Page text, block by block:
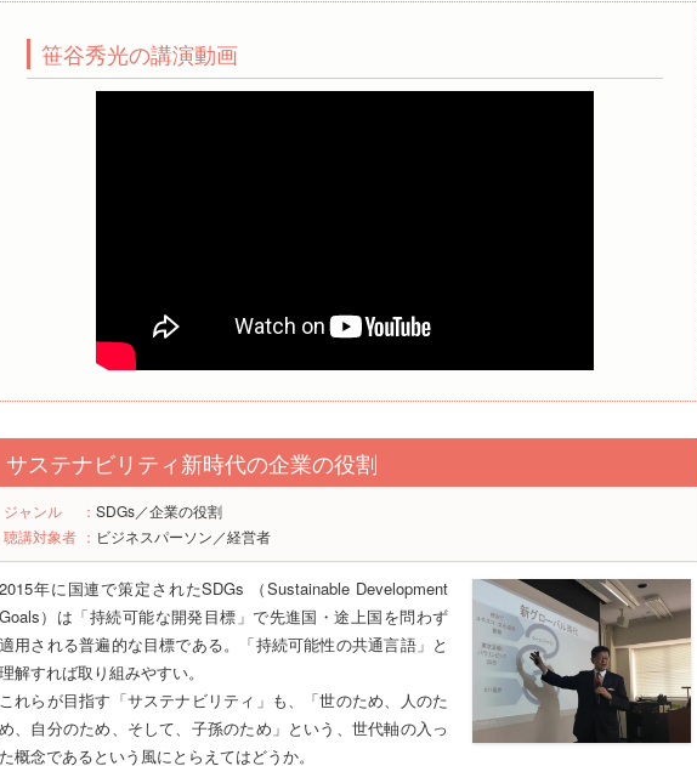
笹谷秀光の講演動画
サステナビリティ新時代の企業の役割
ジャンル ： SDGs／企業の役割
聴講対象者 ： ビジネスパーソン／経営者
2015年に国連で策定されたSDGs （Sustainable Development
Goals）は「持続可能な開発目標」で先進国・途上国を問わず
適用される普遍的な目標である。「持続可能性の共通言語」と
理解すれば取り組みやすい。
これらが目指す「サステナビリティ」も、「世のため、人のた
め、自分のため、そして、子孫のため」という、世代軸の入っ
た概念であるという風にとらえてはどうか。